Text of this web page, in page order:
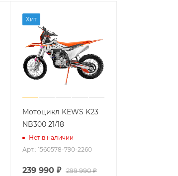
Хит
Мотоцикл KEWS K23
NB300 21/18
Нет в наличии
Арт.: 1560578-790-2260
239 990₽ 299 990₽